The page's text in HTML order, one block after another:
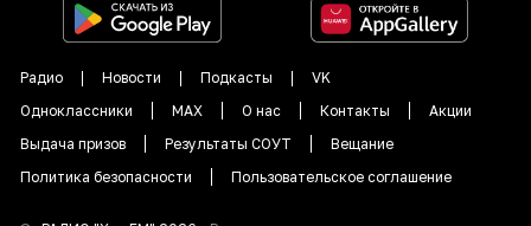
Радио Новости Подкасты
VK
Одноклассники
MAX О нас Контакты
Акции
Выдача призов
Результаты СОУТ
Вещание
Политика безопасности
Пользовательское соглашение